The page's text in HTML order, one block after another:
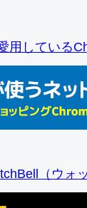
用している
（ウォ